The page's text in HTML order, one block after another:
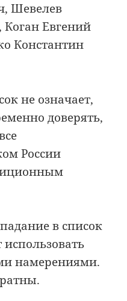
Шевелев
Коган Евгений
Константин
не означает,
доверять,
России
в список
намерениями.